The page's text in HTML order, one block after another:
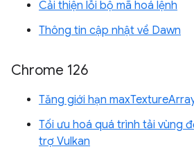
Cải thiện lỗi bộ mã hoá lệnh
Thông tin cập nhật về Dawn
Chrome 126
Tăng giới hạn
Tối ưu hoá quá trình tải vùng
trợ Vulkan